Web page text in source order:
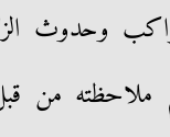
وحدوث
ملاحظته من